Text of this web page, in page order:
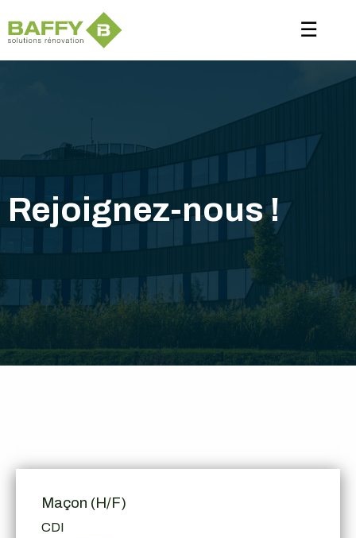
Panneau de gestion des cookies
☰
Rejoignez-nous !
Maçon (H/F)
CDI